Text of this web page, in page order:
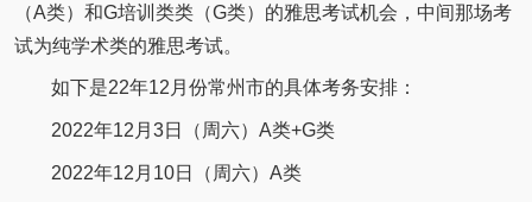
（A类）和G培训类类（G类）的雅思考试机会，中间那场考
试为纯学术类的雅思考试。
如下是22年12月份常州市的具体考务安排：
2022年12月3日（周六）A类+G类
2022年12月10日（周六）A类